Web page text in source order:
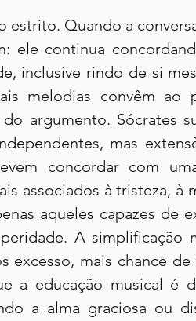
estrito. Quando a
ele continua
inclusive rindo de si
melodias convêm ao
argumento. Sócrates
mas
concordar com
associados à tristeza, à
aqueles capazes de
A simplificação
excesso, mais chance
a educação musical é
a alma graciosa ou